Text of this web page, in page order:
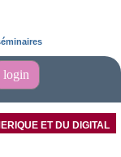
login
ET DU DIGITAL